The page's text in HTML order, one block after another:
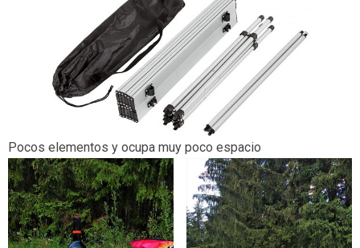
Pocos elementos y ocupa muy poco espacio